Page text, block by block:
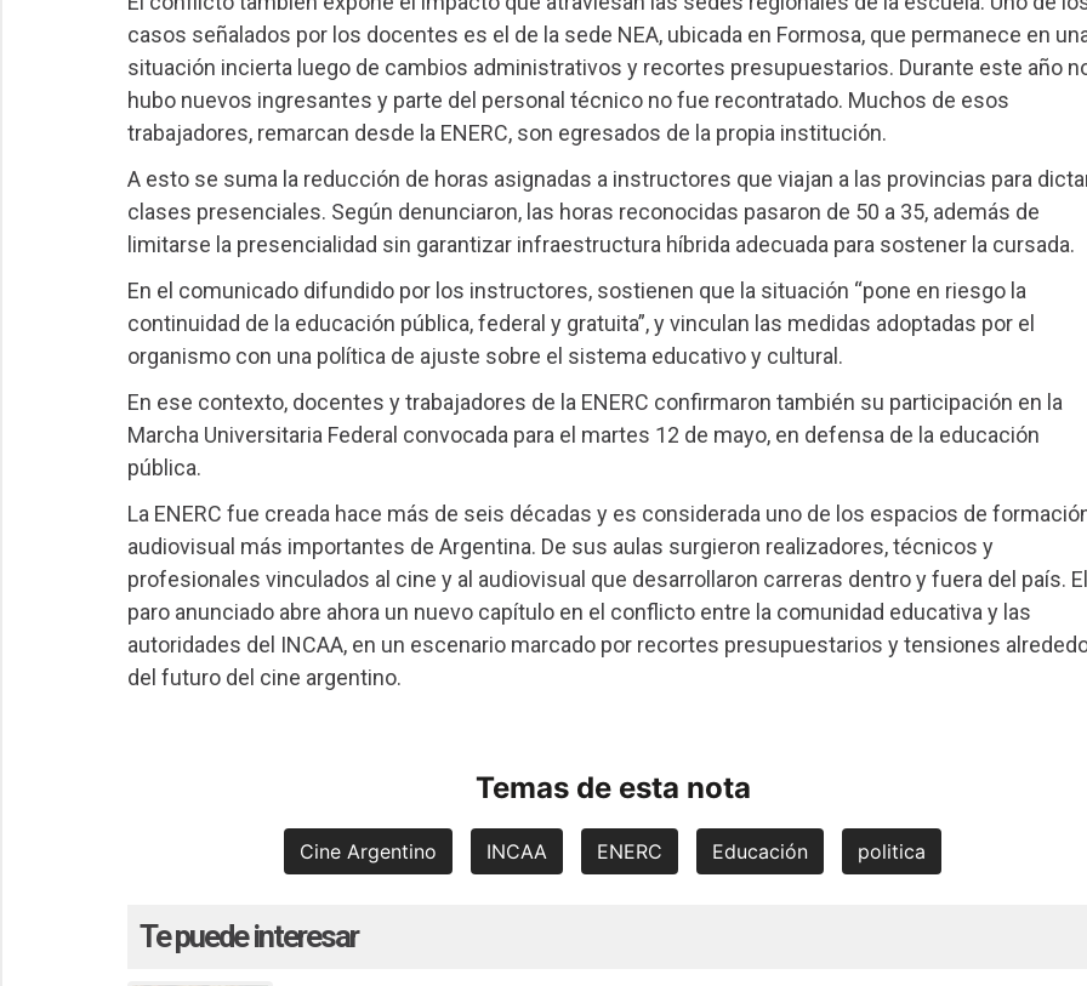
casos señalados por los docentes es el de la sede NEA, ubicada en Formosa, que permanece en
situación incierta luego de cambios administrativos y recortes presupuestarios. Durante este año
hubo nuevos ingresantes y parte del personal técnico no fue recontratado. Muchos de esos
trabajadores, remarcan desde la ENERC, son egresados de la propia institución.
A esto se suma la reducción de horas asignadas a instructores que viajan a las provincias para
clases presenciales. Según denunciaron, las horas reconocidas pasaron de 50 a 35, además de
limitarse la presencialidad sin garantizar infraestructura híbrida adecuada para sostener la cursada.
En el comunicado difundido por los instructores, sostienen que la situación “pone en riesgo la
continuidad de la educación pública, federal y gratuita”, y vinculan las medidas adoptadas por el
organismo con una política de ajuste sobre el sistema educativo y cultural.
En ese contexto, docentes y trabajadores de la ENERC confirmaron también su participación en la
Marcha Universitaria Federal convocada para el martes 12 de mayo, en defensa de la educación
pública.
La ENERC fue creada hace más de seis décadas y es considerada uno de los espacios de
audiovisual más importantes de Argentina. De sus aulas surgieron realizadores, técnicos y
profesionales vinculados al cine y al audiovisual que desarrollaron carreras dentro y fuera del país. El
paro anunciado abre ahora un nuevo capítulo en el conflicto entre la comunidad educativa y las
autoridades del INCAA, en un escenario marcado por recortes presupuestarios y tensiones
del futuro del cine argentino.
Temas de esta nota
Cine Argentino INCAA ENERC Educación politica
Te puede interesar